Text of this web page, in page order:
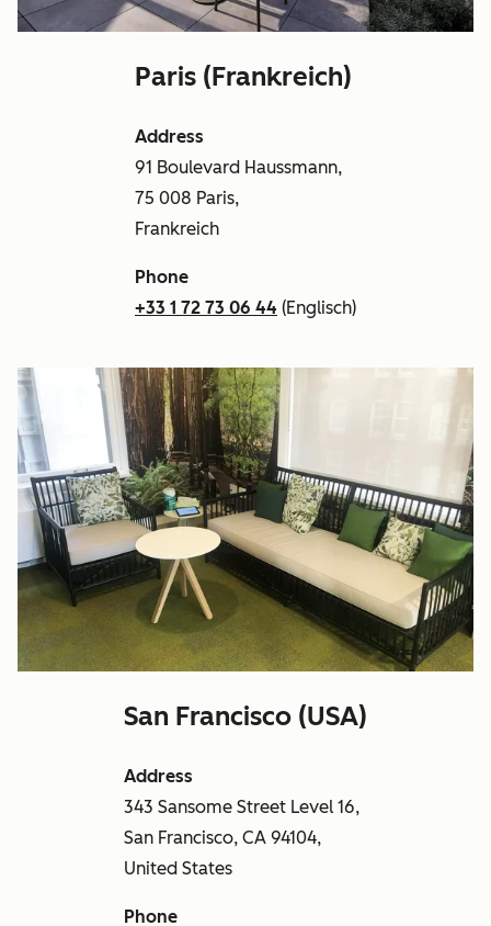
Paris (Frankreich)
Address
91 Boulevard Haussmann,
75 008 Paris,
Frankreich
Phone
+33 1 72 73 06 44 (Englisch)
San Francisco (USA)
Address
343 Sansome Street Level 16,
San Francisco, CA 94104,
United States
Phone